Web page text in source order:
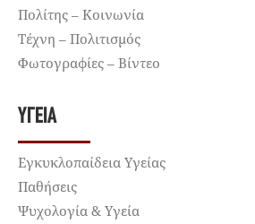
Πολίτης – Κοινωνία
Τέχνη – Πολιτισμός
Φωτογραφίες – Βίντεο
ΥΓΕΊΑ
Εγκυκλοπαίδεια Υγείας
Παθήσεις
Ψυχολογία & Υγεία